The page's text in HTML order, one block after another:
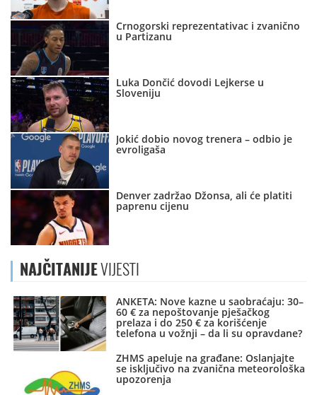
Crnogorski reprezentativac i zvanično
u Partizanu
Luka Dončić dovodi Lejkerse u
Sloveniju
Jokić dobio novog trenera – odbio je
evroligaša
Denver zadržao Džonsa, ali će platiti
paprenu cijenu
NAJČITANIJEVIJESTI
ANKETA: Nove kazne u saobraćaju: 30–
60 € za nepoštovanje pješačkog
prelaza i do 250 € za korišćenje
telefona u vožnji – da li su opravdane?
ZHMS apeluje na građane: Oslanjajte
se isključivo na zvanična meteorološka
upozorenja